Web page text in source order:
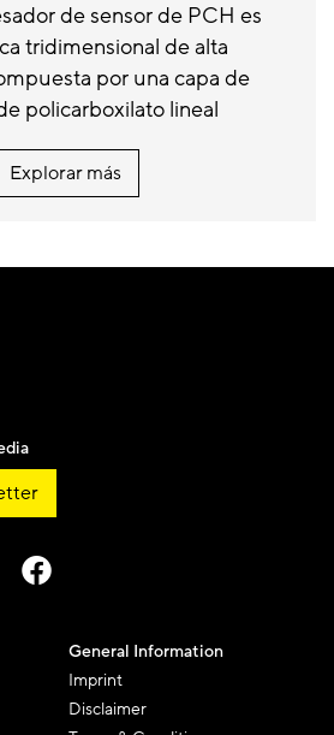
de sensor de PCH es
tridimensional de alta
por una capa de
policarboxilato lineal
Explorar más
General Information
Imprint
Disclaimer